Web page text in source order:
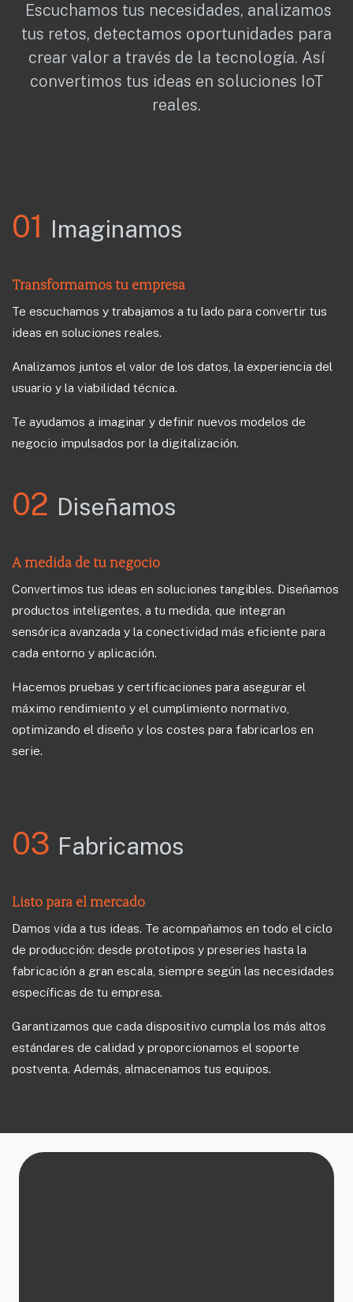
Escuchamos tus necesidades, analizamos
tus retos, detectamos oportunidades para
crear valor a través de la tecnología. Así
convertimos tus ideas en soluciones IoT
reales.
01 Imaginamos
Transformamos tu empresa
Te escuchamos y trabajamos a tu lado para convertir tus
ideas en soluciones reales.
Analizamos juntos el valor de los datos, la experiencia del
usuario y la viabilidad técnica.
Te ayudamos a imaginar y definir nuevos modelos de
negocio impulsados por la digitalización.
02 Diseñam​os
A medida de tu negocio
Convertimos tus ideas en soluciones tangibles. Diseñamos
productos inteligentes, a tu medida, que integran
sensórica avanzada y la conectividad más eficiente para
cada entorno y aplicación.
Hacemos pruebas y certificaciones para asegurar el
máximo rendimiento y el cumplimiento normativo,
optimizando el diseño y los costes para fabricarlos en
serie.
03 Fabricamos
Listo para el mercado
Damos vida a tus ideas. Te acompañamos en todo el ciclo
de producción: desde prototipos y preseries hasta la
fabricación a gran escala, siempre según las necesidades
específicas de tu empresa.
Garantizamos que cada dispositivo cumpla los más altos
estándares de calidad y proporcionamos el soporte
postventa. Además, almacenamos tus equipos.